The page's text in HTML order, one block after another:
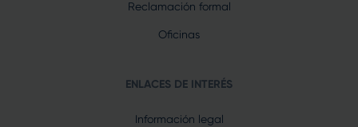
Reclamación formal
Oficinas
ENLACES DE INTERÉS
Información legal